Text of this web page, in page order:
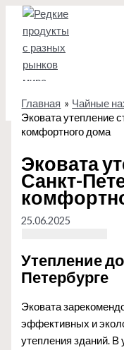
Перейти
содержимому
Главная
Чайные
Эковата утепление
комфортного дома
Эковата
Санкт-
25.06.2025
Утепление
Петербурге
Эковата
эффективных и
утепления зданий. В